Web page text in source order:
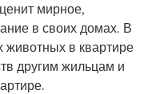
мирное,
в своих домах. В
в квартире
другим жильцам и